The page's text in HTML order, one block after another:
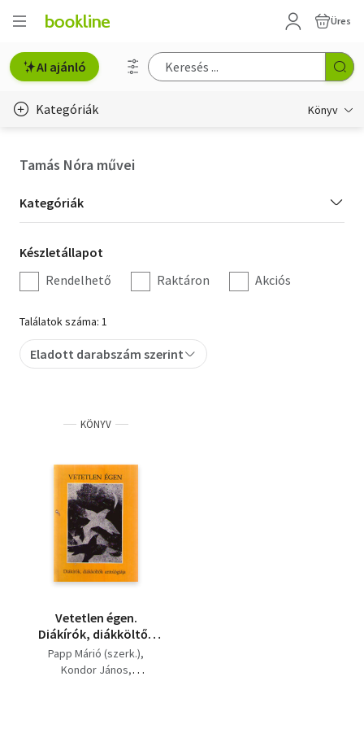
Üres
AI ajánló
Kategóriák Könyv
Hobbi, szabadidő
Irodalom
Művészet
Szakkönyv
Tankönyv, segédkönyv
Társadalomtudomány
Természettudomány
Történelem
Tamás Nóra művei
Kategória
szűrés
Kategóriák
Készletállapot
szűrés
Készletállapot
Rendelhető
Raktáron Akciós
Találatok száma: 1
Eladott darabszám szerint
KÖNYV
Vetetlen égen.
Diákírók, diákköltők
antológiája
Papp Márió (szerk.)
Kondor János